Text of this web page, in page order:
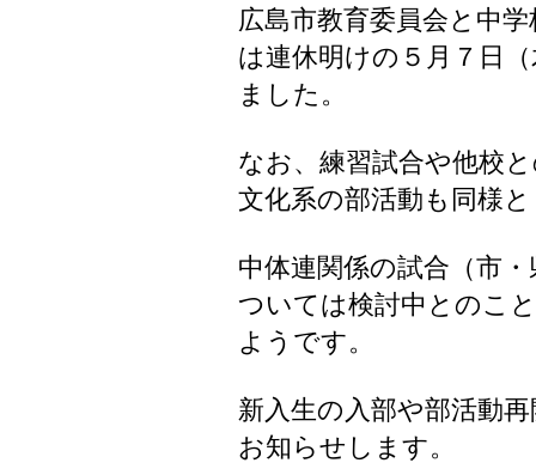
広島市教育委員会と中
は連休明けの５月７日
ました。
なお、練習試合や他校
文化系の部活動も同様
中体連関係の試合（市
ついては検討中とのこ
ようです。
新入生の入部や部活動
お知らせします。